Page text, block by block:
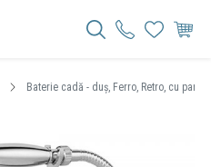
Baterie cadă - duș, Ferro, Retro, cu pară